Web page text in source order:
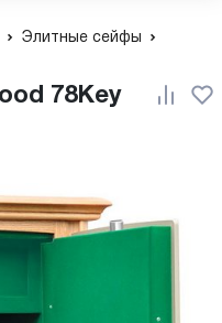
Элитные сейфы